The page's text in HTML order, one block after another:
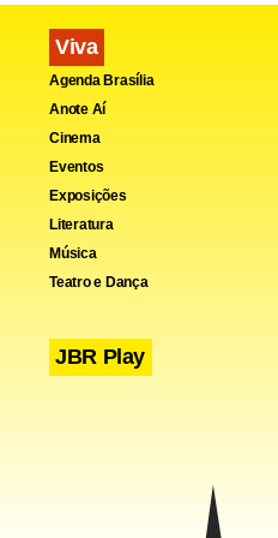
Outra possível novidade
Viva
Agenda Brasília
Anote Aí
Cinema
Eventos
Exposições
Literatura
Música
Teatro e Dança
JBR Play